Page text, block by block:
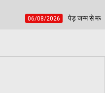
मरण तक निभाते हैं साथ, बच्चों की प्रतिभा